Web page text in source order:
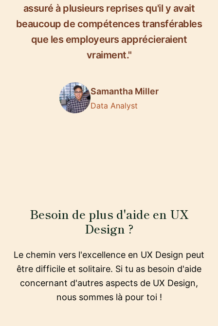
assuré à plusieurs reprises qu'il y avait
beaucoup de compétences transférables
que les employeurs apprécieraient
vraiment."
Samantha Miller
Data Analyst
Besoin de plus d'aide en UX
Design ?
Le chemin vers l'excellence en UX Design peut
être difficile et solitaire. Si tu as besoin d'aide
concernant d'autres aspects de UX Design,
nous sommes là pour toi !